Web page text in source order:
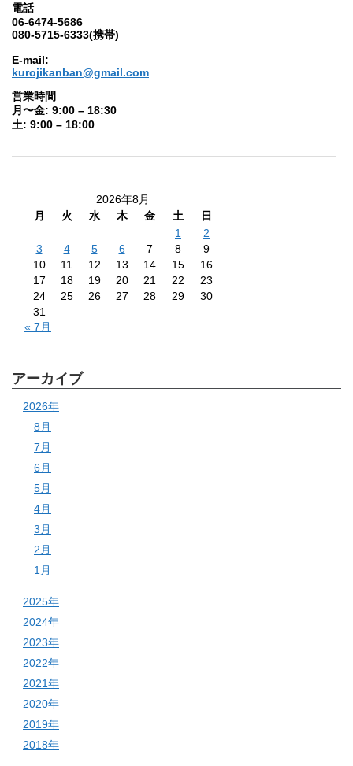
電話
06-6474-5686
080-5715-6333(携帯)
E-mail:
kurojikanban@gmail.com
営業時間
月〜金: 9:00 – 18:30
土: 9:00 – 18:00
2026年8月
月
火 水 木 金 土
日
1
2
3
4 5 6 7 8
9
10
11 12 13 14 15
16
17
18 19 20 21 22
23
24
25 26 27 28 29
30
31
« 7月
アーカイブ
2026年
8月
7月
6月
5月
4月
3月
2月
1月
2025年
2024年
2023年
2022年
2021年
2020年
2019年
2018年